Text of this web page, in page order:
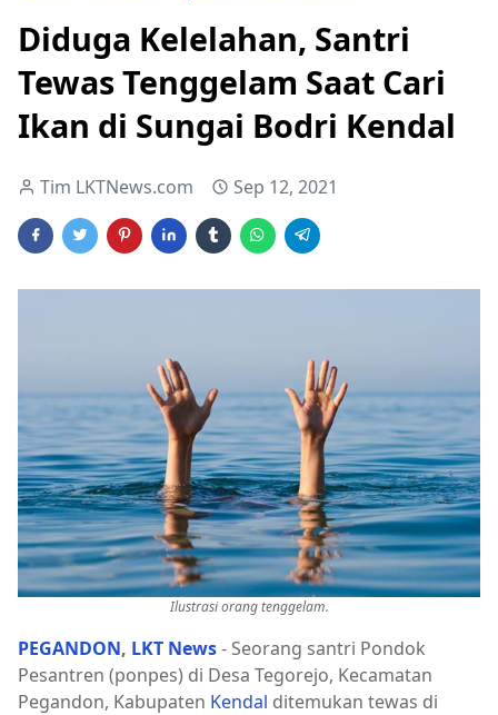
Diduga Kelelahan, Santri
Tewas Tenggelam Saat Cari
Ikan di Sungai Bodri Kendal
Tim LKTNews.com Sep 12, 2021
Ilustrasi orang tenggelam.
PEGANDON, LKT News- Seorang santri Pondok
Pesantren (ponpes) di Desa Tegorejo, Kecamatan
Pegandon, Kabupaten Kendal ditemukan tewas di